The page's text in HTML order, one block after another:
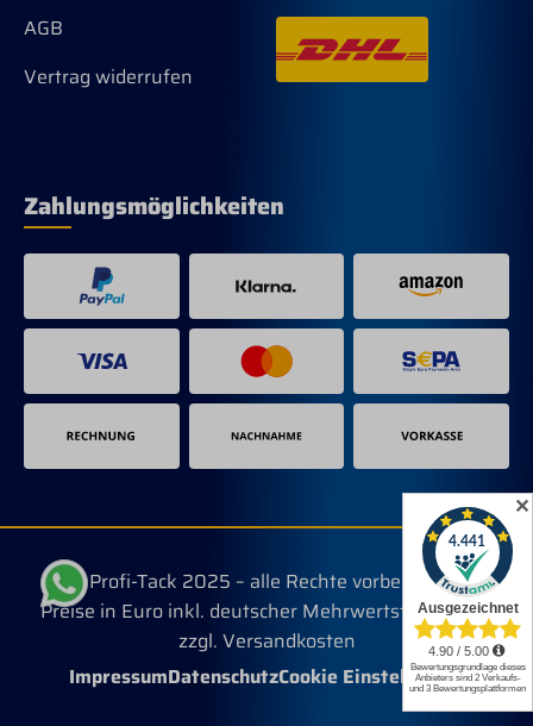
AGB
Vertrag widerrufen
Zahlungsmöglichkeiten
© Profi-Tack 2025 – alle Rechte vorbehalten.
Preise in Euro inkl. deutscher Mehrwertsteuer, evtl.
zzgl. Versandkosten
ImpressumDatenschutzCookie Einstellungen
✕